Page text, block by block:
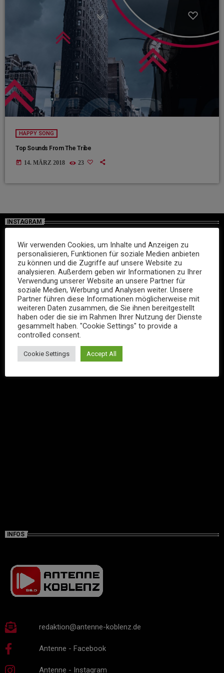
HAPPY SONG
Top Sounds From The Tribe
today 14. MÄRZ 2018 23
INSTAGRAM
INFOS
redaktion@antenne-koblenz.de
Antenne - Facebook
Antenne - Instagram
Wir verwenden Cookies, um Inhalte und Anzeigen zu
personalisieren, Funktionen für soziale Medien anbieten
zu können und die Zugriffe auf unsere Website zu
analysieren. Außerdem geben wir Informationen zu Ihrer
Verwendung unserer Website an unsere Partner für
soziale Medien, Werbung und Analysen weiter. Unsere
Partner führen diese Informationen möglicherweise mit
weiteren Daten zusammen, die Sie ihnen bereitgestellt
haben oder die sie im Rahmen Ihrer Nutzung der Dienste
gesammelt haben. "Cookie Settings" to provide a
controlled consent.
Cookie Settings Accept All